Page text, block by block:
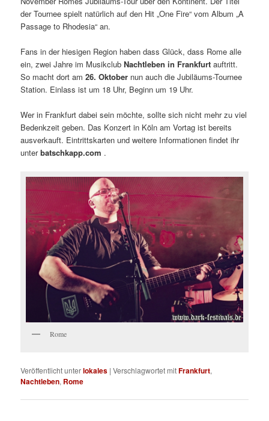
der Tournee spielt natürlich auf den Hit „One Fire“ vom Album „A
Passage to Rhodesia“ an.
Fans in der hiesigen Region haben dass Glück, dass Rome alle
ein, zwei Jahre im MusikclubNachtleben in Frankfurt auftritt.
So macht dort am26. Oktober nun auch die Jubiläums-Tournee
Station. Einlass ist um 18 Uhr, Beginn um 19 Uhr.
Wer in Frankfurt dabei sein möchte, sollte sich nicht mehr zu viel
Bedenkzeit geben. Das Konzert in Köln am Vortag ist bereits
ausverkauft. Eintrittskarten und weitere Informationen findet ihr
unterbatschkapp.com .
Rome
Veröffentlicht unterlokales |Verschlagwortet mitFrankfurt,
Nachtleben, Rome